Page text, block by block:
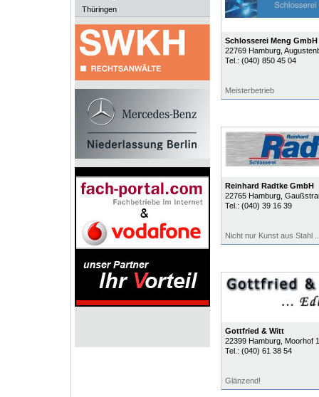
Thüringen
Schlosserei Meng GmbH
22769 Hamburg,
Tel.: (040) 850 45 04
Meisterbetrieb
Reinhard Radtke GmbH
22765 Hamburg,
Tel.: (040) 39 16 39
Nicht nur Kunst aus Stahl
Gottfried & Witt
22399 Hamburg, Moorhof 1
Tel.: (040) 61 38 54
Glänzend!